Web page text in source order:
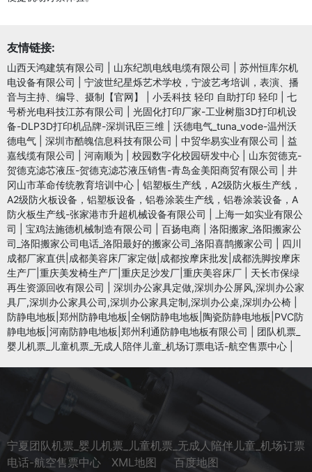
友情链接:
山西天鸿建筑有限公司 山东纪凯电线电缆有限公司
苏州恒库尔机
电设备有限公司
宁波世纪星烁艺术学校，宁波艺考培训，表演、播
音与主持、编导、摄制【官网】
小丢科技 轻印 自助打印 轻印
七
号桥光电科技江苏有限公司
光固化打印厂家-工业树脂3D打印机设
备-DLP3D打印机品牌-深圳讯臣三维
沃德电气_tuna_vode-温州沃
德电气
深圳市酷魄信息科技有限公司 中贸华易实业有限公司
益
嘉线缆有限公司
河南顺为 校园数字化校园研发中心
山东贺德克-
贺德克滤芯液压-贺德克滤芯液压销售-青岛金美阳商贸有限公司
井
冈山市革命传统教育培训中心
铝塑板生产线，A2级防火板生产线，
A2级防火板设备，铝塑板设备，铝卷涂装生产线，铝卷涂装设备，A
防火板生产线-张家港市升超机械设备有限公司
上海一如实业有限公
司
宝鸡法施德机械制造有限公司 百扬电商
洛阳搬家_洛阳搬家公
司_洛阳搬家公司电话_洛阳最好的搬家公司_洛阳喜鹊搬家公司
四川
成都厂家直供|成都美容床厂家定做|成都按摩床批发|成都洗脚按摩床
生产厂|重庆美发椅生产厂|重庆足沙发厂|重庆美容床厂
天长市保绿
再生资源回收有限公司
深圳办公家具定做,深圳办公屏风,深圳办公家
具厂,深圳办公家具公司,深圳办公家具定制,深圳办公桌,深圳办公椅
防静电地板|郑州防静电地板|全钢防静电地板|陶瓷防静电地板|PVC防
静电地板|河南防静电地板|郑州利通防静电地板有限公司
团队机票_
婴儿机票_儿童机票_无成人陪伴儿童_机场订票电话-航空售票中心
宁夏团队机票_婴儿机票_儿童机票_无成人陪伴儿童_机场订票
电话-航空售票中心
XML地图 百度地图